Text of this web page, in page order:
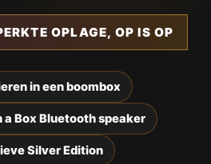
OPLAGE, OP IS OP
in een boombox
a Box Bluetooth speaker
Silver Edition